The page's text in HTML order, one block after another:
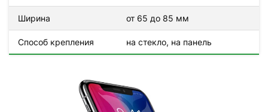
Ширина от 65 до 85 мм
Способ крепления на стекло, на панель